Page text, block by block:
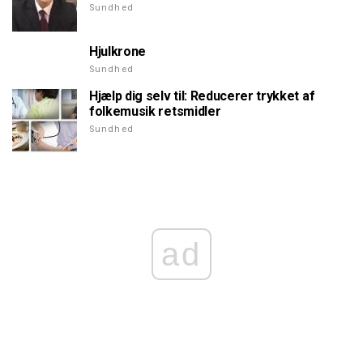
Sundhed
Hjulkrone
Sundhed
Hjælp dig selv til: Reducerer trykket af
folkemusik retsmidler
Sundhed
ad